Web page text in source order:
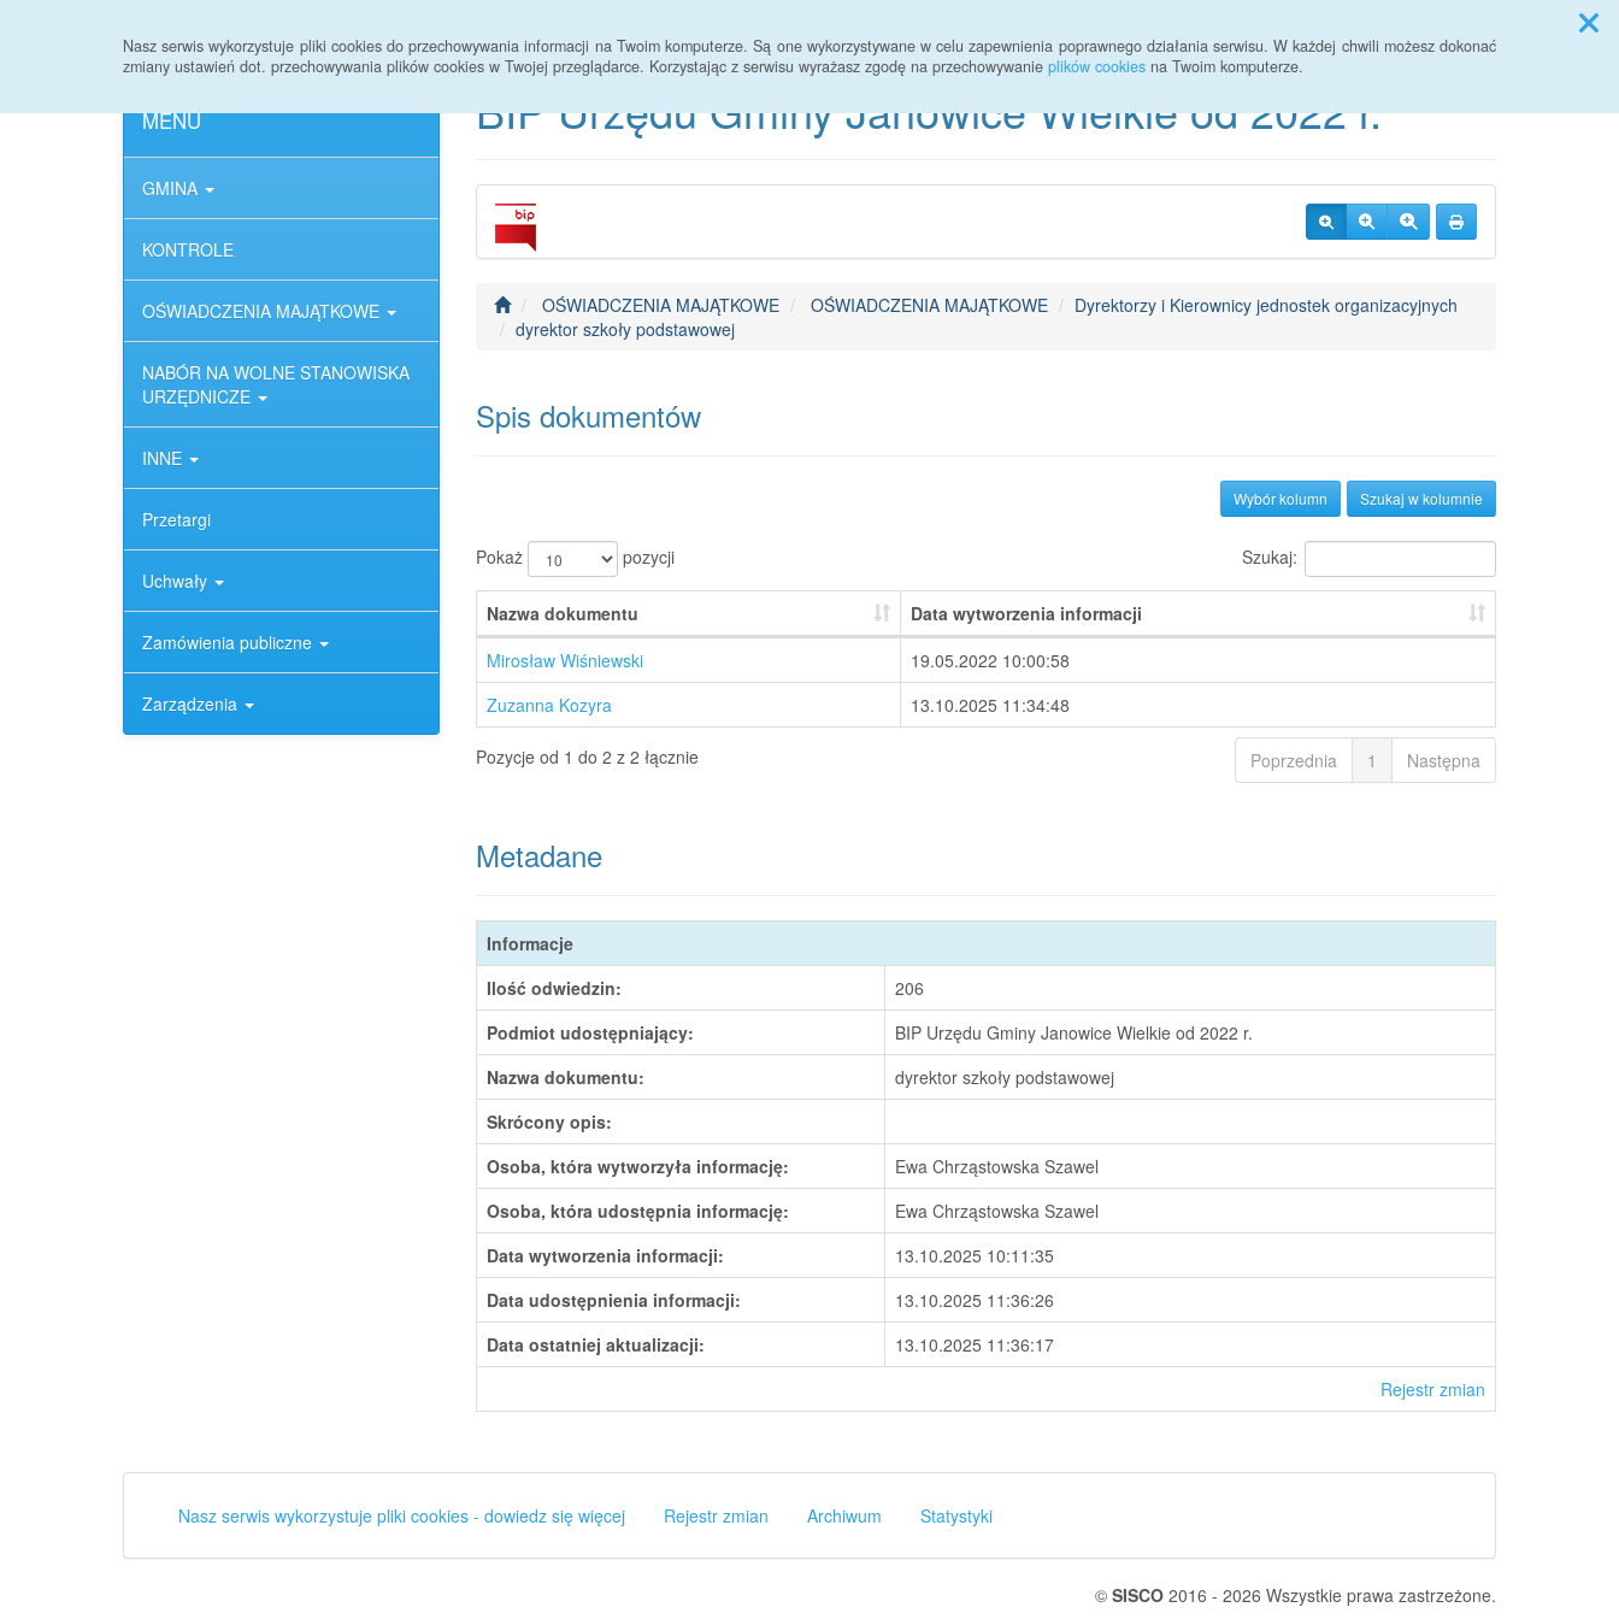
Nasz serwis wykorzystuje pliki cookies do przechowywania informacji na Twoim komputerze. Są one wykorzystywane w celu zapewnienia poprawnego działania serwisu. W każdej chwili możesz dokonać
zmiany ustawień dot. przechowywania plików cookies w Twojej przeglądarce. Korzystając z serwisu wyrażasz zgodę na przechowywanie plików cookies na Twoim komputerze.
MENU
GMINA
KONTROLE
OŚWIADCZENIA MAJĄTKOWE
NABÓR NA WOLNE STANOWISKA
URZĘDNICZE
INNE
Przetargi
Uchwały
Zamówienia publiczne
Zarządzenia
BIP Urzędu Gminy Janowice Wielkie od 2022 r.
OŚWIADCZENIA MAJĄTKOWE OŚWIADCZENIA MAJĄTKOWE
Dyrektorzy i Kierownicy jednostek organizacyjnych
dyrektor szkoły podstawowej
Spis dokumentów
Szukaj w kolumnie
Wybór kolumn
Pokaż pozycji Szukaj:
Nazwa dokumentu
Data wytworzenia informacji
Mirosław Wiśniewski
19.05.2022 10:00:58
Zuzanna Kozyra
13.10.2025 11:34:48
Pozycje od 1 do 2 z 2 łącznie Poprzednia 1 Następna
Metadane
Informacje
Ilość odwiedzin:
206
Podmiot udostępniający:
BIP Urzędu Gminy Janowice Wielkie od 2022 r.
Nazwa dokumentu:
dyrektor szkoły podstawowej
Skrócony opis:
Osoba, która wytworzyła informację:
Ewa Chrząstowska Szawel
Osoba, która udostępnia informację:
Ewa Chrząstowska Szawel
Data wytworzenia informacji:
13.10.2025 10:11:35
Data udostępnienia informacji:
13.10.2025 11:36:26
Data ostatniej aktualizacji:
13.10.2025 11:36:17
Rejestr zmian
Nasz serwis wykorzystuje pliki cookies - dowiedz się więcej Rejestr zmian Archiwum Statystyki
© SISCO 2016 - 2026 Wszystkie prawa zastrzeżone.